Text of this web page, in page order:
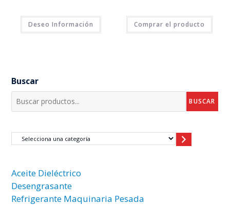
Deseo Información Comprar el producto
Buscar
BUSCAR
Aceite Dieléctrico
Desengrasante
Refrigerante Maquinaria Pesada